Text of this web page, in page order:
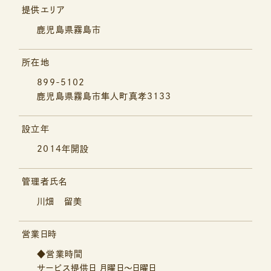
提供エリア
鹿児島県霧島市
所在地
899-5102
鹿児島県霧島市隼人町真孝3133
設立年
2014年開設
管理者氏名
川畑 留美
営業日時
◆営業時間
サービス提供日 月曜日～日曜日